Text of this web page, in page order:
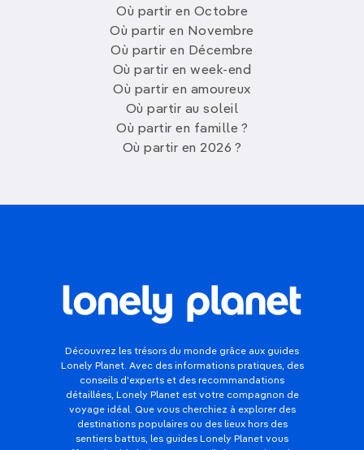
Où partir en Octobre
Où partir en Novembre
Où partir en Décembre
Où partir en week-end
Où partir en amoureux
Où partir au soleil
Où partir en famille ?
Où partir en 2026 ?
Découvrez les trésors du monde grâce aux guides
Lonely Planet. Avec des informations pratiques, des
conseils d'experts et des recommandations
détaillées, Lonely Planet est votre compagnon de
voyage idéal. Que vous cherchiez à explorer des
destinations populaires ou des lieux hors des
sentiers battus, les guides Lonely Planet vous